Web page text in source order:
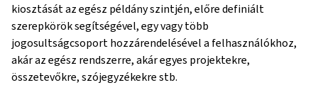
kiosztását az egész példány szintjén, előre definiált
szerepkörök segítségével, egy vagy több
jogosultságcsoport hozzárendelésével a felhasználókhoz,
akár az egész rendszerre, akár egyes projektekre,
összetevőkre, szójegyzékekre stb.